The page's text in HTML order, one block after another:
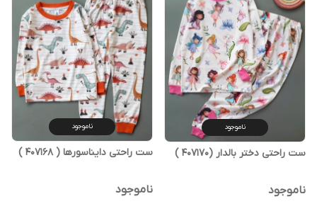
ناموجود
ست راحتی دختر بالدار (407170 )
ناموجود
ناموجود
ست راحتی دایناسورها ( 407168 )
ناموجود